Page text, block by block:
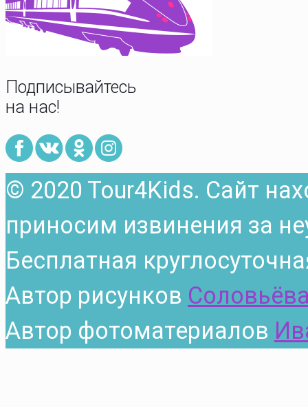
Подписывайтесь
на нас!
© 2020 Tour4Kids. Сайт
приносим извинения за
Бесплатная
Автор рисунков
Автор фотоматериалов